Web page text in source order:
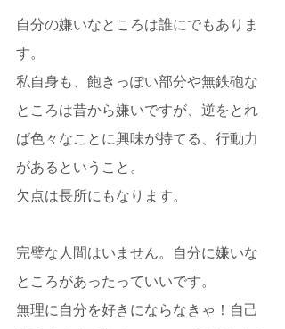
自分の嫌いなところは誰にでもありま
す。
私自身も、飽きっぽい部分や無鉄砲な
ところは昔から嫌いですが、逆をとれ
ば色々なことに興味が持てる、行動力
があるということ。
欠点は長所にもなります。
完璧な人間はいません。自分に嫌いな
ところがあったっていいです。
無理に自分を好きにならなきゃ！自己